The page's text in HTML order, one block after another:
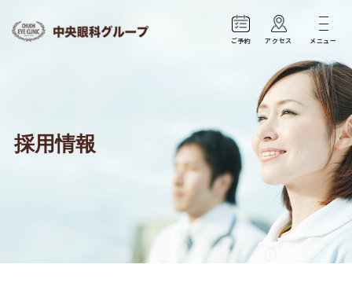
ご予約 アクセス メニュー
採用情報